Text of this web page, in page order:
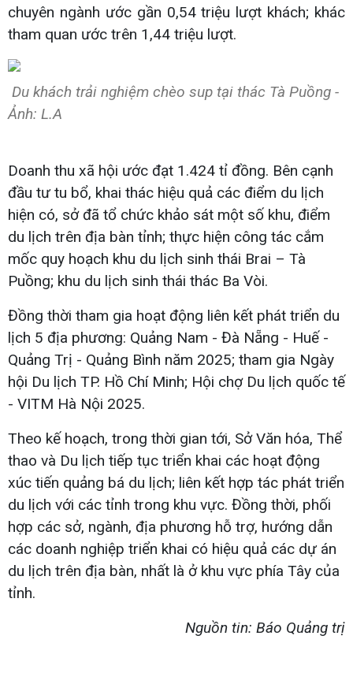
chuyên ngành ước gần 0,54 triệu lượt khách; khác
tham quan ước trên 1,44 triệu lượt.
Du khách trải nghiệm chèo sup tại thác Tà Puồng -
Ảnh: L.A
Doanh thu xã hội ước đạt 1.424 tỉ đồng. Bên cạnh
đầu tư tu bổ, khai thác hiệu quả các điểm du lịch
hiện có, sở đã tổ chức khảo sát một số khu, điểm
du lịch trên địa bàn tỉnh; thực hiện công tác cắm
mốc quy hoạch khu du lịch sinh thái Brai – Tà
Puồng; khu du lịch sinh thái thác Ba Vòi.
Đồng thời tham gia hoạt động liên kết phát triển du
lịch 5 địa phương: Quảng Nam - Đà Nẵng - Huế -
Quảng Trị - Quảng Bình năm 2025; tham gia Ngày
hội Du lịch TP. Hồ Chí Minh; Hội chợ Du lịch quốc tế
- VITM Hà Nội 2025.
Theo kế hoạch, trong thời gian tới, Sở Văn hóa, Thể
thao và Du lịch tiếp tục triển khai các hoạt động
xúc tiến quảng bá du lịch; liên kết hợp tác phát triển
du lịch với các tỉnh trong khu vực. Đồng thời, phối
hợp các sở, ngành, địa phương hỗ trợ, hướng dẫn
các doanh nghiệp triển khai có hiệu quả các dự án
du lịch trên địa bàn, nhất là ở khu vực phía Tây của
tỉnh.
Nguồn tin: Báo Quảng trị